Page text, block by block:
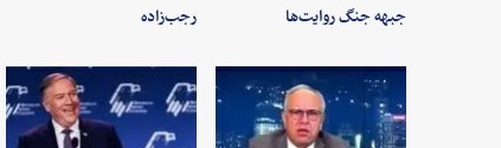
جبهه جنگ روایت‌ها
رجب‌زاده